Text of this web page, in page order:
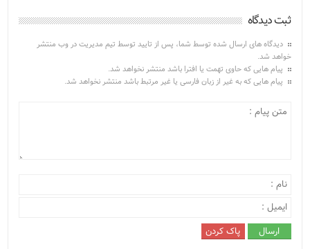
ثبت دیدگاه
دیدگاه های ارسال شده توسط شما، پس از تایید توسط تیم مدیریت در وب منتشر
خواهد شد.
پیام هایی که حاوی تهمت یا افترا باشد منتشر نخواهد شد.
پیام هایی که به غیر از زبان فارسی یا غیر مرتبط باشد منتشر نخواهد شد.